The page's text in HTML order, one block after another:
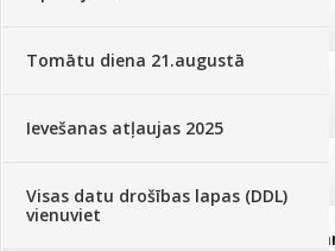
Tomātu diena 21.augustā
Ievešanas atļaujas 2025
Visas datu drošības lapas (DDL)
vienuviet
Dezinfekcija, tīrīšana,